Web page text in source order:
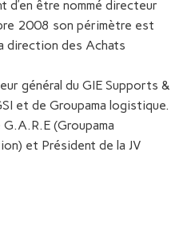
d’en être nommé directeur
2008 son périmètre est
direction des Achats
général du GIE Supports &
et de Groupama logistique.
(Groupama
et Président de la JV